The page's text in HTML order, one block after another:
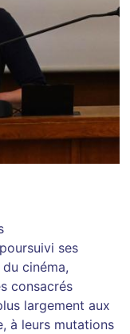
ses
cinéma,
consacrés
largement aux
à leurs mutations